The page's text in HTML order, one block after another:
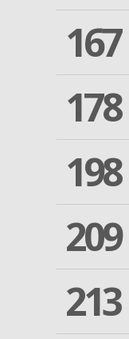
167
178
198
209
213